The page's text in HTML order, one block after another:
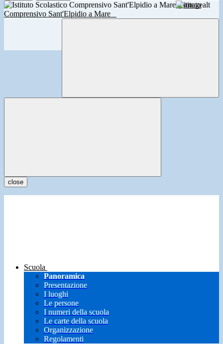
Istituto
Comprensivo Sant'Elpidio a Mare
close
Scuola
Panoramica
Presentazione
I luoghi
Le persone
I numeri della scuola
Le carte della scuola
Organizzazione
Regolamenti